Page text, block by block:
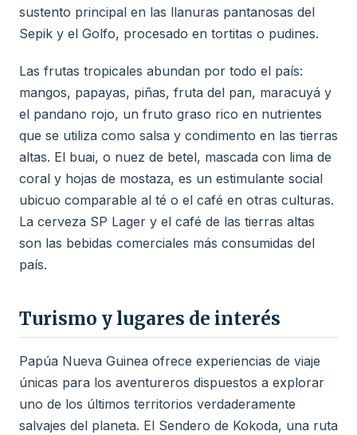
sustento principal en las llanuras pantanosas del
Sepik y el Golfo, procesado en tortitas o pudines.
Las frutas tropicales abundan por todo el país:
mangos, papayas, piñas, fruta del pan, maracuyá y
el pandano rojo, un fruto graso rico en nutrientes
que se utiliza como salsa y condimento en las tierras
altas. El buai, o nuez de betel, mascada con lima de
coral y hojas de mostaza, es un estimulante social
ubicuo comparable al té o el café en otras culturas.
La cerveza SP Lager y el café de las tierras altas
son las bebidas comerciales más consumidas del
país.
Turismo y lugares de interés
Papúa Nueva Guinea ofrece experiencias de viaje
únicas para los aventureros dispuestos a explorar
uno de los últimos territorios verdaderamente
salvajes del planeta. El Sendero de Kokoda, una ruta